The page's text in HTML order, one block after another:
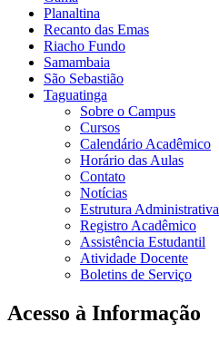
Planaltina
Recanto das Emas
Riacho Fundo
Samambaia
São Sebastião
Taguatinga
Sobre o Campus
Cursos
Calendário Acadêmico
Horário das Aulas
Contato
Notícias
Estrutura Administrativa
Registro Acadêmico
Assistência Estudantil
Atividade Docente
Boletins de Serviço
Acesso à Informação